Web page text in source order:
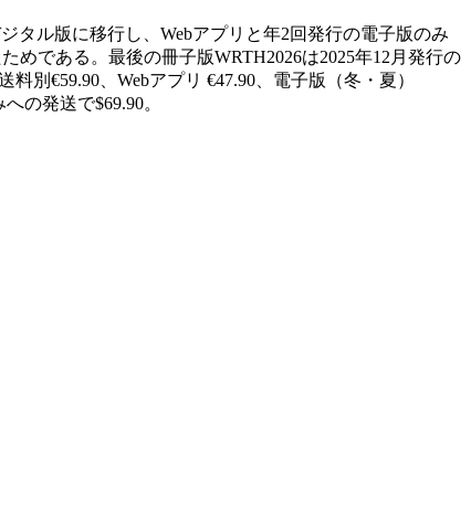
タル版に移行し、Webアプリと年2回発行の電子版のみ
である。最後の冊子版WRTH2026は2025年12月発行の
別€59.90、Webアプリ €47.90、電子版（冬・夏）
の発送で$69.90。